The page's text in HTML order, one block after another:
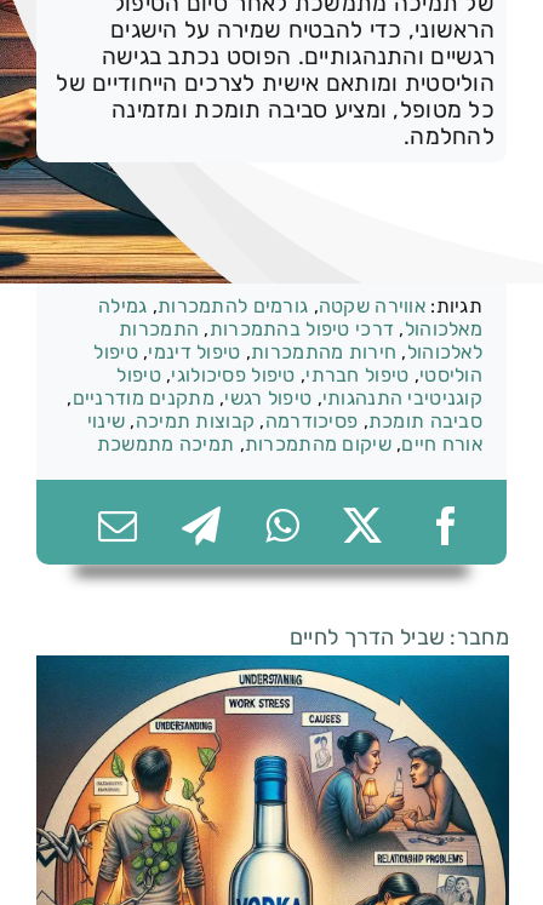
074-7361656
הראשוני, כדי להבטיח שמירה על הישגים
רגשיים והתנהגותיים. הפוסט נכתב בגישה
הוליסטית ומותאם אישית לצרכים הייחודיים של
כל מטופל, ומציע סביבה תומכת ומזמינה
להחלמה.
תגיות: אווירה שקטה, גורמים להתמכרות, גמילה
מאלכוהול, דרכי טיפול בהתמכרות, התמכרות
לאלכוהול, חירות מהתמכרות, טיפול דינמי,טיפול
הוליסטי, טיפול חברתי, טיפול פסיכולוגי,טיפול
קוגניטיבי התנהגותי, טיפול רגשי, מתקנים מודרניים,
סביבה תומכת, פסיכודרמה, קבוצות תמיכה, שינוי
אורח חיים,שיקום מהתמכרות, תמיכה מתמשכת
מחבר: שביל הדרך לחיים